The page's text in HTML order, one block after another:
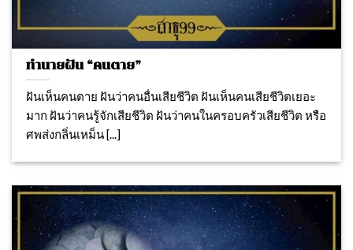
ทำนายฝัน “คนตาย”
ฝันเห็นคนตาย ฝันว่าคนอื่นเสียชีวิต ฝันเห็นคนเสียชีวิตเยอะ
มาก ฝันว่าคนรู้จักเสียชีวิต ฝันว่าคนในครอบครัวเสียชีวิต หรือ
ศพส่งกลิ่นเหม็น [...]